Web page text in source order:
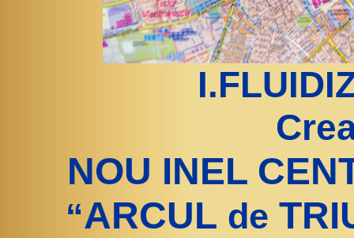
NOU INEL
“ARCUL de